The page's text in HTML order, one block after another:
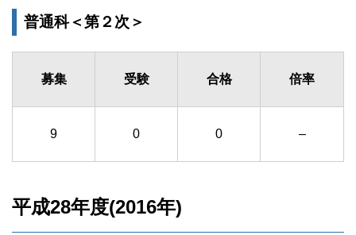
普通科＜第２次＞
募集 受験 合格 倍率
9 0 0 –
平成28年度(2016年)